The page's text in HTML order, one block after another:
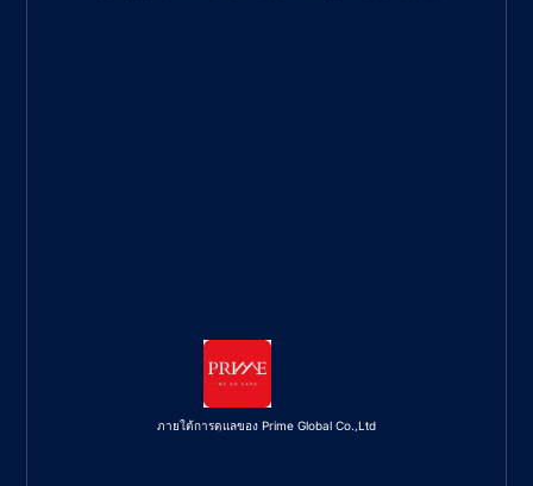
ภายใต้การดูแลของ Prime Global Co.,Ltd